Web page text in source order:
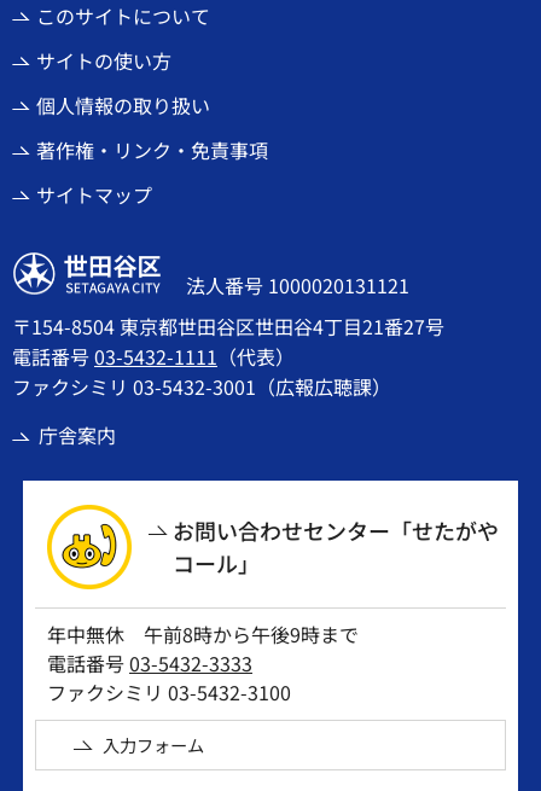
このサイトについて
サイトの使い方
個人情報の取り扱い
著作権・リンク・免責事項
サイトマップ
世田谷区
法人番号 1000020131121
〒154-8504 東京都世田谷区世田谷4丁目21番27号
電話番号03-5432-1111 （代表）
ファクシミリ 03-5432-3001（広報広聴課）
庁舎案内
お問い合わせセンター「せたがや
コール」
年中無休 午前8時から午後9時まで
電話番号03-5432-3333
ファクシミリ 03-5432-3100
入力フォーム